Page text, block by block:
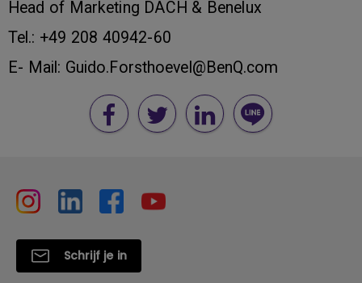
Head of Marketing DACH & Benelux
Tel.: +49 208 40942-60
E- Mail: Guido.Forsthoevel@BenQ.com
Schrijf je in